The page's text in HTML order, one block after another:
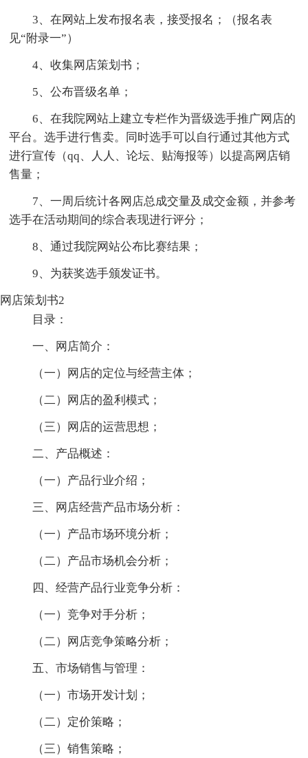
3、在网站上发布报名表，接受报名；（报名表
见“附录一”）
4、收集网店策划书；
5、公布晋级名单；
6、在我院网站上建立专栏作为晋级选手推广网店的
平台。选手进行售卖。同时选手可以自行通过其他方式
进行宣传（qq、人人、论坛、贴海报等）以提高网店销
售量；
7、一周后统计各网店总成交量及成交金额，并参考
选手在活动期间的综合表现进行评分；
8、通过我院网站公布比赛结果；
9、为获奖选手颁发证书。
网店策划书2
目录：
一、网店简介：
（一）网店的定位与经营主体；
（二）网店的盈利模式；
（三）网店的运营思想；
二、产品概述：
（一）产品行业介绍；
三、网店经营产品市场分析：
（一）产品市场环境分析；
（二）产品市场机会分析；
四、经营产品行业竞争分析：
（一）竞争对手分析；
（二）网店竞争策略分析；
五、市场销售与管理：
（一）市场开发计划；
（二）定价策略；
（三）销售策略；